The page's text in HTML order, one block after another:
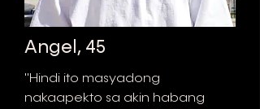
Angel, 45
"Hindi ito masyadong
nakaapekto sa akin habang